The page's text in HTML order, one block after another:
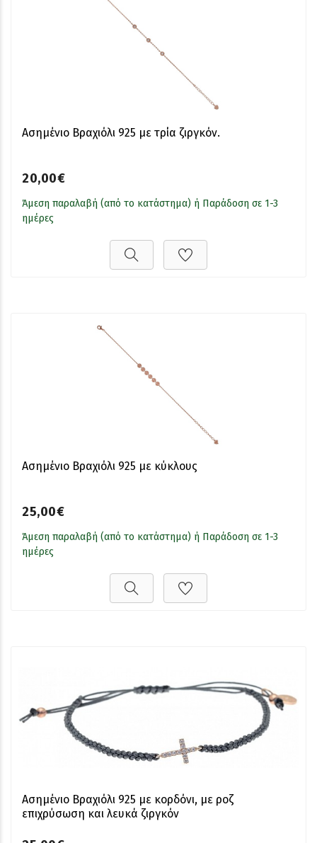
Ασημένιο Βραχιόλι 925 με τρία ζιργκόν.
20,00€
Άμεση παραλαβή (από το κατάστημα) ή Παράδοση σε 1-3
ημέρες
Ασημένιο Βραχιόλι 925 με κύκλους
25,00€
Άμεση παραλαβή (από το κατάστημα) ή Παράδοση σε 1-3
ημέρες
Ασημένιο Βραχιόλι 925 με κορδόνι, με ροζ
επιχρύσωση και λευκά ζιργκόν